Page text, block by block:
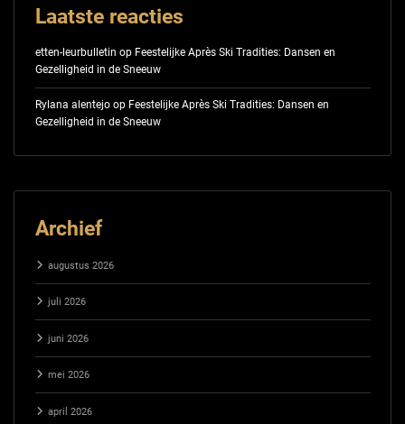
Laatste reacties
etten-leurbulletin op Feestelijke Après Ski Tradities: Dansen en
Gezelligheid in de Sneeuw
Rylana alentejoop Feestelijke Après Ski Tradities: Dansen en
Gezelligheid in de Sneeuw
Archief
augustus 2026
juli 2026
juni 2026
mei 2026
april 2026